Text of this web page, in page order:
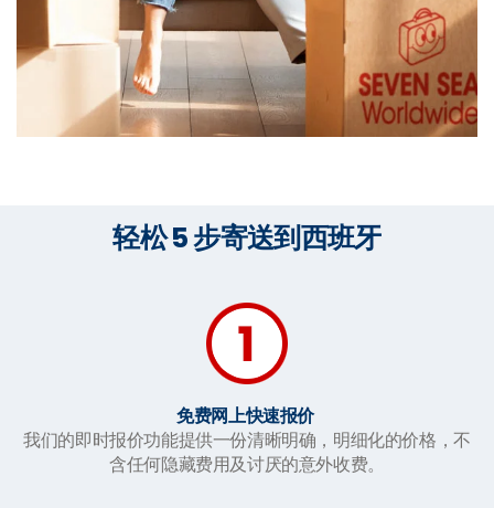
轻松 5 步寄送到西班牙
免费网上快速报价
我们的即时报价功能提供一份清晰明确，明细化的价格，不
含任何隐藏费用及讨厌的意外收费。